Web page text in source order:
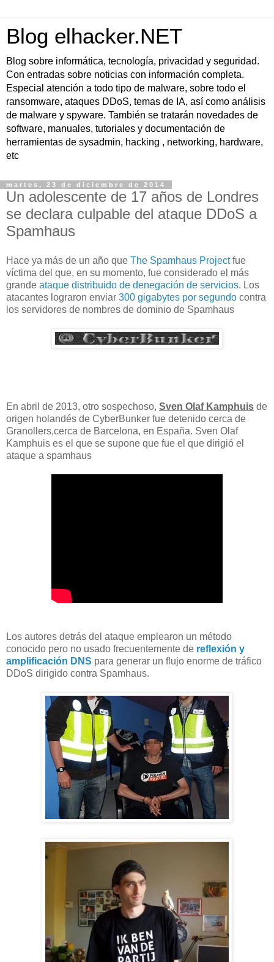
Blog elhacker.NET
Blog sobre informática, tecnología, privacidad y seguridad.
Con entradas sobre noticias con información completa.
Especial atención a todo tipo de malware, sobre todo el
ransomware, ataques DDoS, temas de IA, así como análisis
de malware y spyware. También se tratarán novedades de
software, manuales, tutoriales y documentación de
herramientas de sysadmin, hacking , networking, hardware,
etc
martes, 23 de diciembre de 2014
Un adolescente de 17 años de Londres
se declara culpable del ataque DDoS a
Spamhaus
Hace ya más de un año que The Spamhaus Projectfue
víctima del que, en su momento, fue considerado el más
grande ataque distribuido de denegación de servicios. Los
atacantes lograron enviar 300 gigabytes por segundo contra
los servidores de nombres de dominio de Spamhaus
En abril de 2013, otro sospechoso, Sven Olaf Kamphuis de
origen holandés de CyberBunker fue detenido cerca de
Granollers,cerca de Barcelona, en España. Sven Olaf
Kamphuis es el que se supone que fue el que dirigió el
ataque a spamhaus
Los autores detrás del ataque emplearon un método
conocido pero no usado frecuentemente de reflexión y
amplificación DNS para generar un flujo enorme de tráfico
DDoS dirigido contra Spamhaus.